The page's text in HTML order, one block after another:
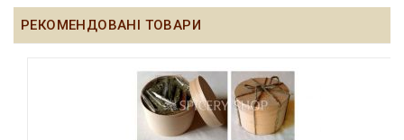
РЕКОМЕНДОВАНІ ТОВАРИ